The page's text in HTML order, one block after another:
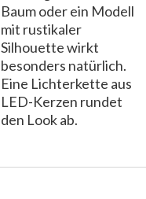
Baum oder ein Modell
mit rustikaler
Silhouette wirkt
besonders natürlich.
Eine Lichterkette aus
LED-Kerzen rundet
den Look ab.